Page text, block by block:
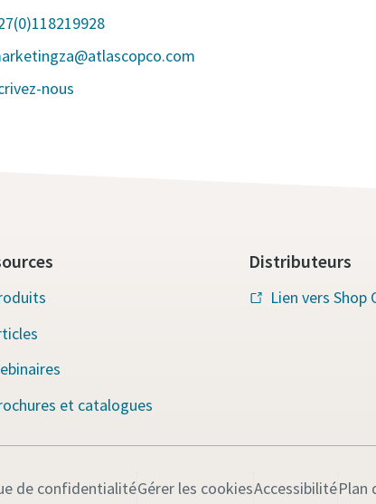
nous
et catalogues
Distributeurs
Lien vers Shop
de confidentialitéGérer les cookiesAccessibilitéPlan